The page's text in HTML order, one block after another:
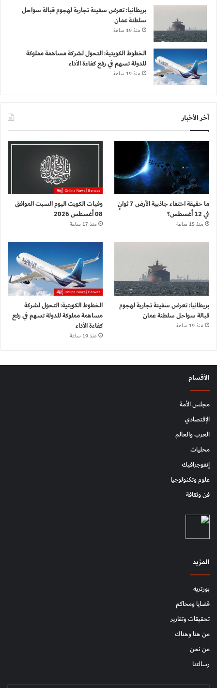
بريطانيا: تعرض سفينة تجارية لهجوم قبالة سواحل
سلطنة عمان
منذ 19 ساعة
الخطوط الكويتية: التحول لشركة مساهمة مملوكة
للدولة تسهم في رفع كفاءة الأداء
منذ 19 ساعة
آخر الأخبار
ما حقيقة اختفاء جاذبية الأرض 7 ثوانٍ
في 12 أغسطس؟
منذ 15 ساعة
وفيات الكويت اليوم السبت الموافق
08 أغسطس 2026
منذ 17 ساعة
بريطانيا: تعرض سفينة تجارية لهجوم
قبالة سواحل سلطنة عمان
منذ 19 ساعة
الخطوط الكويتية: التحول لشركة
مساهمة مملوكة للدولة تسهم في رفع
كفاءة الأداء
منذ 19 ساعة
الأقسام
مجلس الأمة
الإقتصادي
العرب والعالم
محليات
إنفوجرافيك
علوم وتكنولوجيا
فن وثقافة
المزيد
بورتريه
قضايا ومحاكم
تحقيقات وتقارير
من هنا وهناك
من نحن
رسالتنا